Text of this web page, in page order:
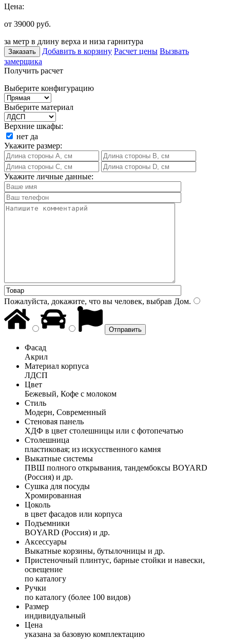
Цена:
от 39000 руб.
за метр в длину верха и низа гарнитура
Заказать Добавить в корзину Расчет цены Вызвать
замерщика
Получить расчет
Выберите конфигурацию
Выберите материал
Верхние шкафы:
нет да
Укажите размер:
Укажите личные данные:
Пожалуйста, докажите, что вы человек, выбрав Дом.
Фасад
Акрил
Материал корпуса
ЛДСП
Цвет
Бежевый, Кофе с молоком
Стиль
Модерн, Современный
Стеновая панель
ХДФ в цвет столешницы или с фотопечатью
Столешница
пластиковая; из искусственного камня
Выкатные системы
ПВШ полного открывания, тандембоксы BOYARD
(Россия) и др.
Сушка для посуды
Хромированная
Цоколь
в цвет фасадов или корпуса
Подъемники
BOYARD (Россия) и др.
Аксессуары
Выкатные корзины, бутылочницы и др.
Пристеночный плинтус, барные стойки и навески,
освещение
по каталогу
Ручки
по каталогу (более 100 видов)
Размер
индивидуальный
Цена
указана за базовую комплектацию